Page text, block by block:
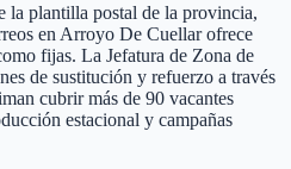
la plantilla postal de la provincia,
en Arroyo De Cuellar ofrece
fijas. La Jefatura de Zona de
de sustitución y refuerzo a través
cubrir más de 90 vacantes
estacional y campañas